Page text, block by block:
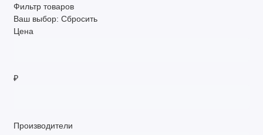
Фильтр товаров
Ваш выбор: Сбросить
Цена
₽
Производители
Размеры